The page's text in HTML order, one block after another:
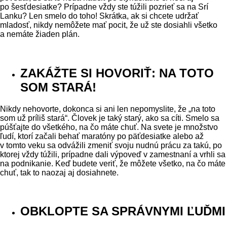
po šesťdesiatke? Prípadne vždy ste túžili pozrieť sa na Srí
Lanku? Len smelo do toho! Skrátka, ak si chcete udržať
mladosť, nikdy nemôžete mať pocit, že už ste dosiahli všetko
a nemáte žiaden plán.
ZAKÁŽTE SI HOVORIŤ: NA TOTO
SOM STARÁ!
Nikdy nehovorte, dokonca si ani len nepomyslite, že „na toto
som už príliš stará“. Človek je taký starý, ako sa cíti. Smelo sa
púšťajte do všetkého, na čo máte chuť. Na svete je množstvo
ľudí, ktorí začali behať maratóny po päťdesiatke alebo až
v tomto veku sa odvážili zmeniť svoju nudnú prácu za takú, po
ktorej vždy túžili, prípadne dali výpoveď v zamestnaní a vrhli sa
na podnikanie. Keď budete veriť, že môžete všetko, na čo máte
chuť, tak to naozaj aj dosiahnete.
OBKLOPTE SA SPRÁVNYMI ĽUĎMI